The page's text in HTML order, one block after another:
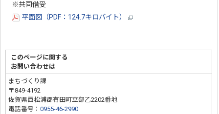
※共同借受
平面図（PDF：124.7キロバイト）
このページに関する
お問い合わせは
まちづくり課
〒849-4192
佐賀県西松浦郡有田町立部乙2202番地
電話番号：0955-46-2990